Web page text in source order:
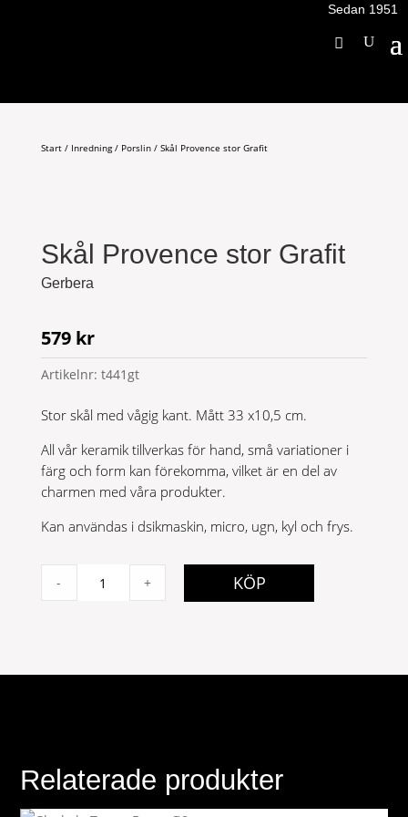
Sedan 1951
Start/ Inredning/ Porslin/ Skål Provence stor Grafit
Skål Provence stor Grafit
Gerbera
579 kr
Artikelnr: t441gt
Stor skål med vågig kant. Mått 33 x10,5 cm.
All vår keramik tillverkas för hand, små variationer i
färg och form kan förekomma, vilket är en del av
charmen med våra produkter.
Kan användas i dsikmaskin, micro, ugn, kyl och frys.
- + KÖP
Relaterade produkter